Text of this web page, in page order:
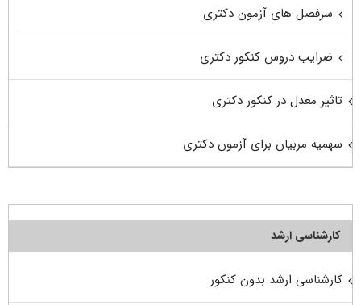
سرفصل های آزمون دکتری
ضرایب دروس کنکور دکتری
تاثیر معدل در کنکور دکتری
سهمیه مربیان برای آزمون دکتری
کارشناسی ارشد
کارشناسی ارشد بدون کنکور